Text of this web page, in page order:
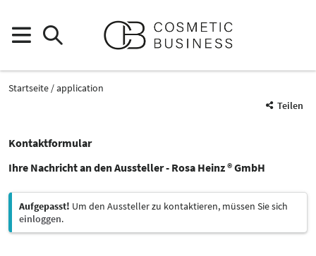
Startseite
application
Teilen
Kontaktformular
Ihre Nachricht an den Aussteller - Rosa Heinz ® GmbH
Aufgepasst! Um den Aussteller zu kontaktieren, müssen Sie sich
einloggen.